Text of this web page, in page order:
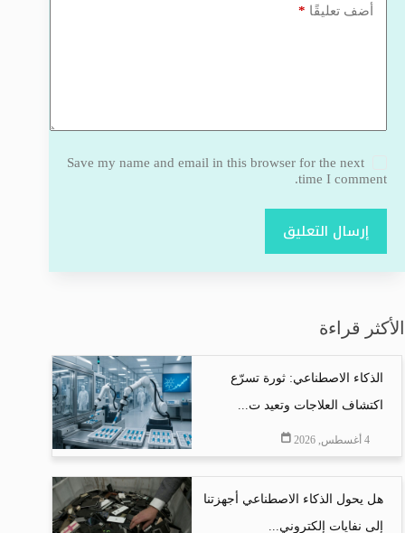
أضف تعليقًا *
Save my name and email in this browser for the next
time I comment.
إرسال التعليق
الأكثر قراءة
الذكاء الاصطناعي: ثورة تسرّع
اكتشاف العلاجات وتعيد ت...
4 أغسطس, 2026
هل يحول الذكاء الاصطناعي أجهزتنا
إلى نفايات إلكتروني...